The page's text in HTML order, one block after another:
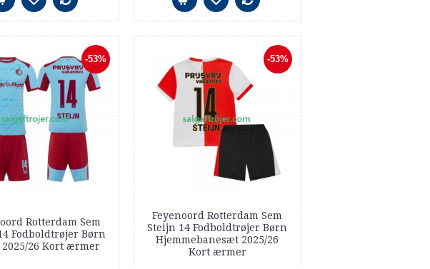
-53%
Rotterdam Sem
Fodboldtrøjer Børn
26 Kort ærmer
-53%
Feyenoord Rotterdam Sem
Steijn 14 Fodboldtrøjer Børn
Hjemmebanesæt 2025/26
Kort ærmer